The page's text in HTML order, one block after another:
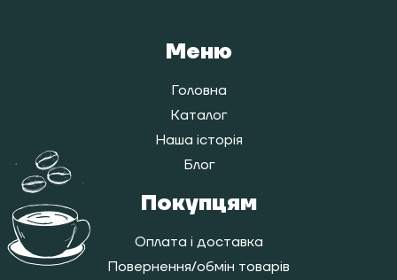
Меню
Головна
Каталог
Наша історія
Блог
Покупцям
Оплата і доставка
Повернення/обмін товарів